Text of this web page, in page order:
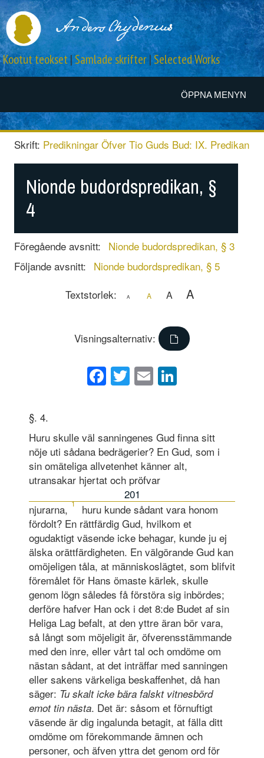
ÖPPNA MENYN
Kootut teokset|Samlade skrifter|Selected Works
Skrift: Predikningar Öfver Tio Guds Bud: IX. Predikan
Nionde budordspredikan, §
4
Föregående avsnitt: Nionde budordspredikan, § 3
Följande avsnitt: Nionde budordspredikan, § 5
Textstorlek:
A A A A
Visningsalternativ:
Facebook
Twitter
Email
§. 4.
Huru skulle väl sanningenes Gud finna sitt
nöje uti sådana bedrägerier? En Gud, som i
sin omäteliga allvetenhet känner alt,
utransakar hjertat och pröfvar
201
njurarna, 1
huru kunde sådant vara honom
fördolt? En rättfärdig Gud, hvilkom et
ogudaktigt väsende icke behagar, kunde ju ej
älska orättfärdigheten. En välgörande Gud kan
omöjeligen tåla, at människoslägtet, som blifvit
föremålet för Hans ömaste kärlek, skulle
genom lögn således få förstöra sig inbördes;
derföre hafver Han ock i det 8:de Budet af sin
Heliga Lag befalt, at den yttre äran bör vara,
så långt som möjeligit är, öfverensstämmande
med den inre, eller vårt tal och omdöme om
nästan sådant, at det inträffar med sanningen
eller sakens värkeliga beskaffenhet, då han
säger: Tu skalt icke bära falskt vitnesbörd
emot tin nästa. Det är: såsom et förnuftigt
väsende är dig ingalunda betagit, at fälla ditt
omdöme om förekommande ämnen och
personer, och äfven yttra det genom ord för